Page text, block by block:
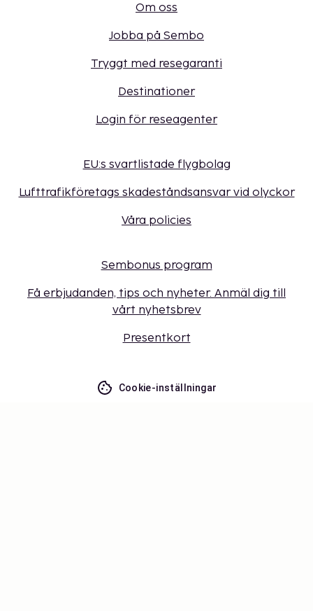
Om oss
Jobba på Sembo
Tryggt med resegaranti
Destinationer
Login för reseagenter
EU:s svartlistade flygbolag
Lufttrafikföretags skadeståndsansvar vid olyckor
Våra policies
Sembonus program
Få erbjudanden, tips och nyheter. Anmäl dig till
vårt nyhetsbrev
Presentkort
Cookie-inställningar